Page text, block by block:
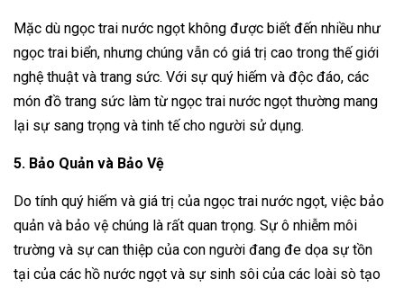
Mặc dù ngọc trai nước ngọt không được biết đến nhiều như
ngọc trai biển, nhưng chúng vẫn có giá trị cao trong thế giới
nghệ thuật và trang sức. Với sự quý hiếm và độc đáo, các
món đồ trang sức làm từ ngọc trai nước ngọt thường mang
lại sự sang trọng và tinh tế cho người sử dụng.
5. Bảo Quản và Bảo Vệ
Do tính quý hiếm và giá trị của ngọc trai nước ngọt, việc bảo
quản và bảo vệ chúng là rất quan trọng. Sự ô nhiễm môi
trường và sự can thiệp của con người đang đe dọa sự tồn
tại của các hồ nước ngọt và sự sinh sôi của các loài sò tạo